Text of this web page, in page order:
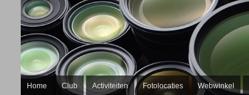
Home Club Activiteiten Fotolocaties Webwinkel